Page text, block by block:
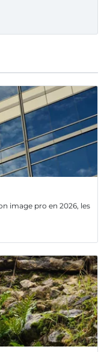
image pro en 2026, les